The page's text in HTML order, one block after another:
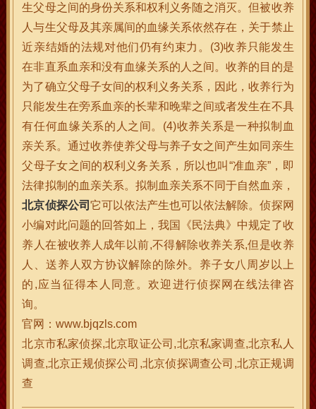
生父母之间的身份关系和权利义务随之消灭。但被收养
人与生父母及其亲属间的血缘关系依然存在，关于禁止
近亲结婚的法规对他们仍有约束力。(3)收养只能发生
在非直系血亲和没有血缘关系的人之间。收养的目的是
为了确立父母子女间的权利义务关系，因此，收养行为
只能发生在旁系血亲的长辈和晚辈之间或者发生在不具
有任何血缘关系的人之间。(4)收养关系是一种拟制血
亲关系。通过收养使养父母与养子女之间产生如同亲生
父母子女之间的权利义务关系，所以也叫“准血亲”，即
法律拟制的血亲关系。拟制血亲关系不同于自然血亲，
北京侦探公司 它可以依法产生也可以依法解除。侦探网
小编对此问题的回答如上，我国《民法典》中规定了收
养人在被收养人成年以前,不得解除收养关系,但是收养
人、送养人双方协议解除的除外。养子女八周岁以上
的,应当征得本人同意。欢迎进行侦探网在线法律咨
询。
官网：www.bjqzls.com
北京市私家侦探,北京取证公司,北京私家调查,北京私人
调查,北京正规侦探公司,北京侦探调查公司,北京正规调
查